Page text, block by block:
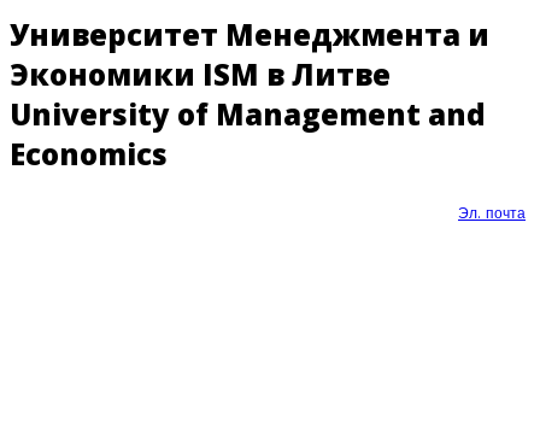
Университет Менеджмента и
Экономики ISM в Литве
University of Management and
Economics
Эл. почта